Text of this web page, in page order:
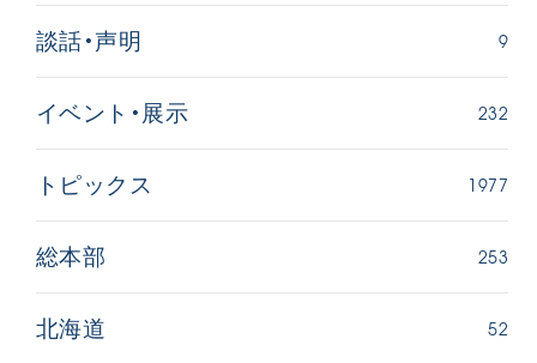
談話・声明 9
イベント・展示 232
トピックス 1977
総本部 253
北海道 52